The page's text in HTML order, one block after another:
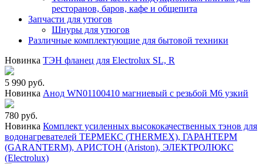
ресторанов, баров, кафе и общепита
Запчасти для утюгов
Шнуры для утюгов
Различные комплектующие для бытовой техники
Новинка ТЭН фланец для Electrolux SL, R
5 990 руб.
Новинка Анод WN01100410 магниевый с резьбой М6 узкий
780 руб.
Новинка Комплект усиленных высококачественных тэнов для
водонагревателей ТЕРМЕКС (THERMEX), ГАРАНТЕРМ
(GARANTERM), АРИСТОН (Ariston), ЭЛЕКТРОЛЮКС
(Electrolux)